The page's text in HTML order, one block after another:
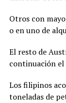
Otros con
o en uno de
El resto de
continuación el
Los filipinos
toneladas de